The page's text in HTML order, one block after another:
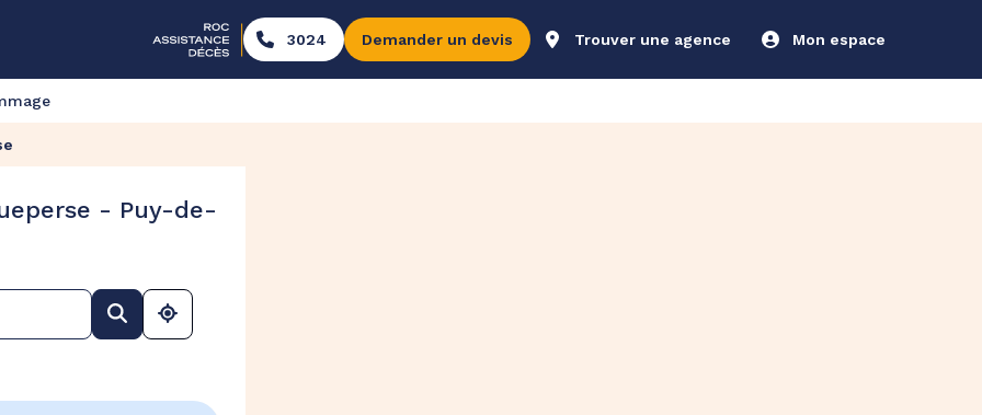
3024 Demander un devis Trouver une agence Mon espace
- Puy-de-